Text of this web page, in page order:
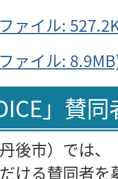
ァイル:
ァイル:
」賛
後市）では、
ける賛同者を